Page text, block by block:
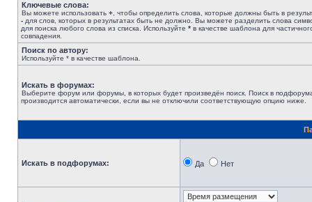
Ключевые слова:
Вы можете использовать + , чтобы определить слова, которые должны быть в
- для слов, которых в результатах быть не должно. Вы можете разделить слова
для поиска любого слова из списка. Используйте * в качестве шаблона для
совпадения.
Поиск по автору:
Используйте * в качестве шаблона.
Искать в форумах:
Выберите форум или форумы, в которых будет произведён поиск. Поиск в
производится автоматически, если вы не отключили соответствующую опцию ниже.
Искать в подфорумах: Да Нет